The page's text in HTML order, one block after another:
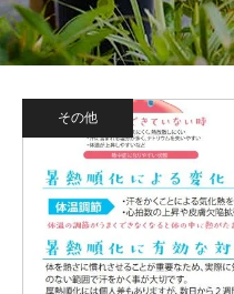
その他